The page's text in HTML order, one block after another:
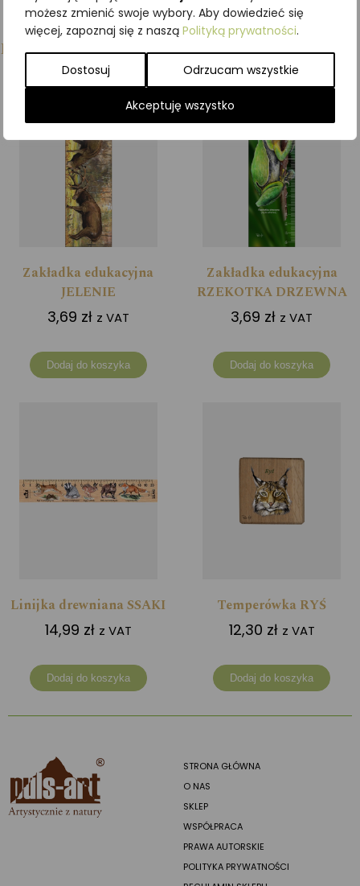
możesz zmienić swoje wybory. Aby dowiedzieć się
więcej, zapoznaj się z naszą Polityką prywatności.
Dostosuj Odrzucam wszystkie
Akceptuję wszystko
Podobne produkty
Zakładka edukacyjna
JELENIE
3,69 zł z VAT
Dodaj do koszyka
Zakładka edukacyjna
RZEKOTKA DRZEWNA
3,69 zł z VAT
Dodaj do koszyka
Linijka drewniana SSAKI
14,99 zł z VAT
Dodaj do koszyka
Temperówka RYŚ
12,30 zł z VAT
Dodaj do koszyka
STRONA GŁÓWNA
O NAS
SKLEP
WSPÓŁPRACA
PRAWA AUTORSKIE
POLITYKA PRYWATNOŚCI